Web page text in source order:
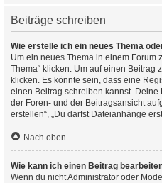
Beiträge schreiben
Wie erstelle ich ein neues Thema
Um ein neues Thema in einem Forum
Thema“ klicken. Um auf einen Beitrag
klicken. Es könnte sein, dass eine
einen Beitrag schreiben kannst.
der Foren- und der Beitragsansicht
erstellen“, „Du darfst Dateianhänge
Nach oben
Wie kann ich einen Beitrag
Wenn du nicht Administrator oder